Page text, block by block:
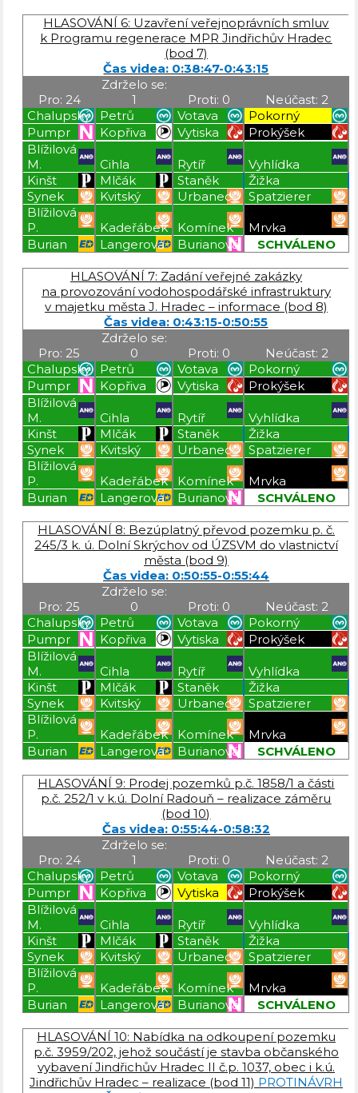
HLASOVÁNÍ 6: Uzavření veřejnoprávních smluv
k Programu regenerace MPR Jindřichův Hradec
(bod 7)
Čas videa: 0:38:47-0:43:15
Pro: 24
Zdrželo se:
1
Proti: 0
Neúčast: 2
Chalupský
Petrů Votava
Pokorný
Pumpr
Kopřiva Vytiska
Prokýšek
Blížilová
M.
Cihla Rytíř
Vyhlídka
Kinšt
Mlčák Staněk
Žižka
Synek
Kvitský Urbanec
Spatzierer
Blížilová
P.
Kadeřábek Komínek
Mrvka
Burian
Langerová Burianová
SCHVÁLENO
HLASOVÁNÍ 7: Zadání veřejné zakázky
na provozování vodohospodářské infrastruktury
v majetku města J. Hradec – informace (bod 8)
Čas videa: 0:43:15-0:50:55
Pro: 25
Zdrželo se:
0
Proti: 0
Neúčast: 2
Chalupský
Petrů Votava
Pokorný
Pumpr
Kopřiva Vytiska
Prokýšek
Blížilová
M.
Cihla Rytíř
Vyhlídka
Kinšt
Mlčák Staněk
Žižka
Synek
Kvitský Urbanec
Spatzierer
Blížilová
P.
Kadeřábek Komínek
Mrvka
Burian
Langerová Burianová
SCHVÁLENO
HLASOVÁNÍ 8: Bezúplatný převod pozemku p. č.
245/3 k. ú. Dolní Skrýchov od ÚZSVM do vlastnictví
města (bod 9)
Čas videa: 0:50:55-0:55:44
Pro: 25
Zdrželo se:
0
Proti: 0
Neúčast: 2
Chalupský
Petrů Votava
Pokorný
Pumpr
Kopřiva Vytiska
Prokýšek
Blížilová
M.
Cihla Rytíř
Vyhlídka
Kinšt
Mlčák Staněk
Žižka
Synek
Kvitský Urbanec
Spatzierer
Blížilová
P.
Kadeřábek Komínek
Mrvka
Burian
Langerová Burianová
SCHVÁLENO
HLASOVÁNÍ 9: Prodej pozemků p.č. 1858/1 a části
p.č. 252/1 v k.ú. Dolní Radouň – realizace záměru
(bod 10)
Čas videa: 0:55:44-0:58:32
Pro: 24
Zdrželo se:
1
Proti: 0
Neúčast: 2
Chalupský
Petrů Votava
Pokorný
Pumpr
Kopřiva Vytiska
Prokýšek
Blížilová
M.
Cihla Rytíř
Vyhlídka
Kinšt
Mlčák Staněk
Žižka
Synek
Kvitský Urbanec
Spatzierer
Blížilová
P.
Kadeřábek Komínek
Mrvka
Burian
Langerová Burianová
SCHVÁLENO
HLASOVÁNÍ 10: Nabídka na odkoupení pozemku
p.č. 3959/202, jehož součástí je stavba občanského
vybavení Jindřichův Hradec II č.p. 1037, obec i k.ú.
Jindřichův Hradec – realizace (bod 11) PROTINÁVRH